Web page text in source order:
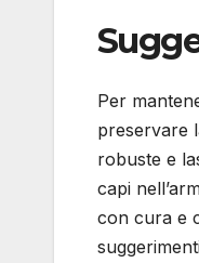
Per
preservare
robuste e
capi
con cura e